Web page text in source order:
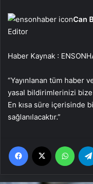
Can
Editor
Haber Kaynak :
“Yayınlanan tüm haber
yasal bildirimlerinizi
En kısa süre içerisinde
sağlanılacaktır.”
Facebook